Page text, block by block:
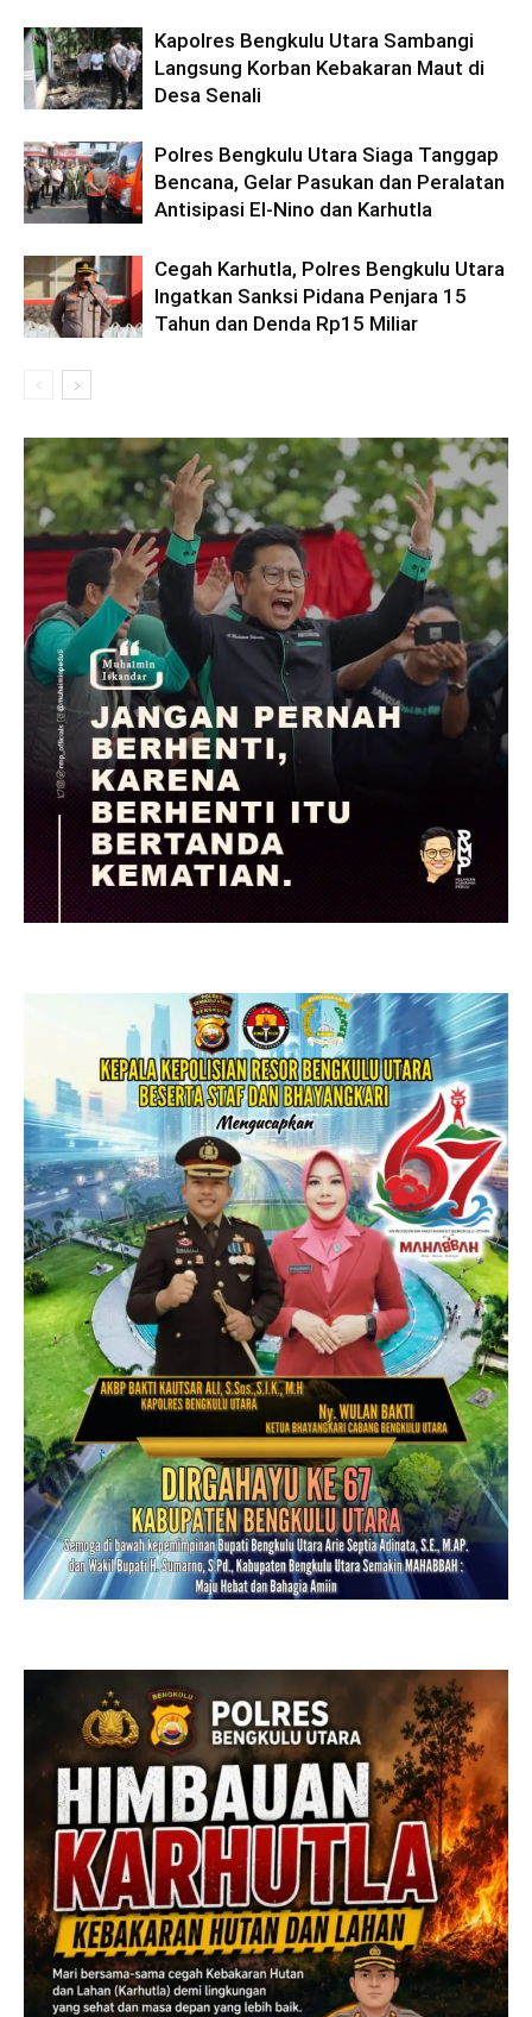
Kapolres Bengkulu Utara Sambangi
Langsung Korban Kebakaran Maut di
Desa Senali
Polres Bengkulu Utara Siaga Tanggap
Bencana, Gelar Pasukan dan Peralatan
Antisipasi El-Nino dan Karhutla
Cegah Karhutla, Polres Bengkulu Utara
Ingatkan Sanksi Pidana Penjara 15
Tahun dan Denda Rp15 Miliar